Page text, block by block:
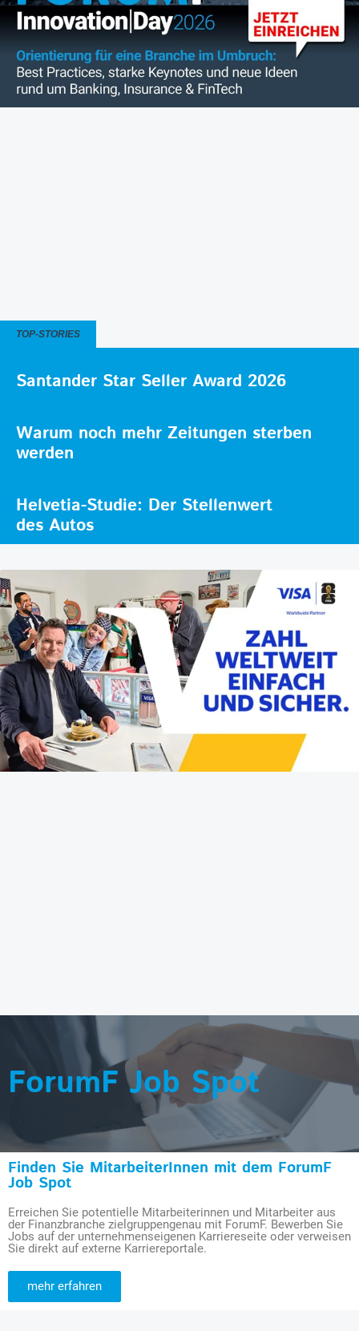
TOP-STORIES
Santander Star Seller Award 2026
Warum noch mehr Zeitungen sterben
werden
Helvetia-Studie: Der Stellenwert
des Autos
ForumF Job Spot
Finden Sie MitarbeiterInnen mit dem ForumF
Job Spot
Erreichen Sie potentielle Mitarbeiterinnen und Mitarbeiter aus
der Finanzbranche zielgruppengenau mit ForumF. Bewerben Sie
Jobs auf der unternehmenseigenen Karriereseite oder verweisen
Sie direkt auf externe Karriereportale.
mehr erfahren